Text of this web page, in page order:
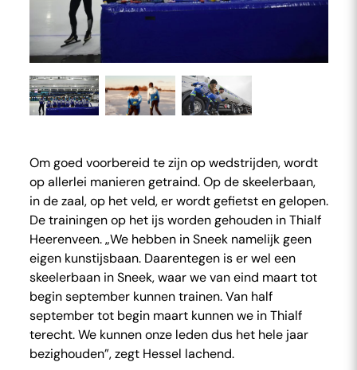
Om goed voorbereid te zijn op wedstrijden, wordt
op allerlei manieren getraind. Op de skeelerbaan,
in de zaal, op het veld, er wordt gefietst en gelopen.
De trainingen op het ijs worden gehouden in Thialf
Heerenveen. „We hebben in Sneek namelijk geen
eigen kunstijsbaan. Daarentegen is er wel een
skeelerbaan in Sneek, waar we van eind maart tot
begin september kunnen trainen. Van half
september tot begin maart kunnen we in Thialf
terecht. We kunnen onze leden dus het hele jaar
bezighouden”, zegt Hessel lachend.